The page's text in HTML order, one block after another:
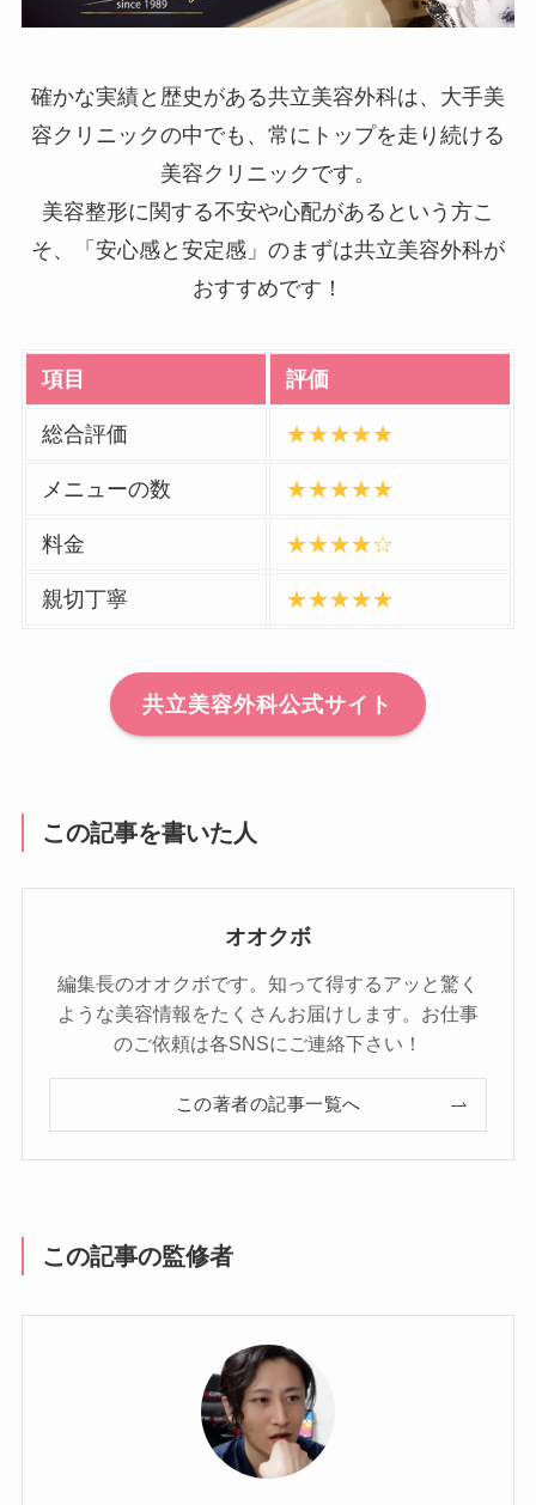
確かな実績と歴史がある共立美容外科は、大手美
容クリニックの中でも、常にトップを走り続ける
美容クリニックです。
美容整形に関する不安や心配があるという方こ
そ、「安心感と安定感」のまずは共立美容外科が
おすすめです！
項目 評価
総合評価 ★★★★★
メニューの数 ★★★★★
料金 ★★★★☆
親切丁寧 ★★★★★
共立美容外科公式サイト
この記事を書いた人
オオクボ
編集長のオオクボです。知って得するアッと驚く
ような美容情報をたくさんお届けします。お仕事
のご依頼は各SNSにご連絡下さい！
この著者の記事一覧へ
この記事の監修者